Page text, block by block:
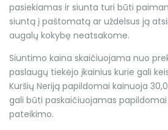
pasiekiamas ir siunta turi būti
siuntą į paštomatą ar uždelsus ją
augalų kokybę neatsakome.
Siuntimo kaina skaičiuojama nuo
paslaugų tiekėjo įkainius kurie gali
Kuršių Neriją papildomai kainuoja
gali būti paskaičiuojamas
pateikimo.